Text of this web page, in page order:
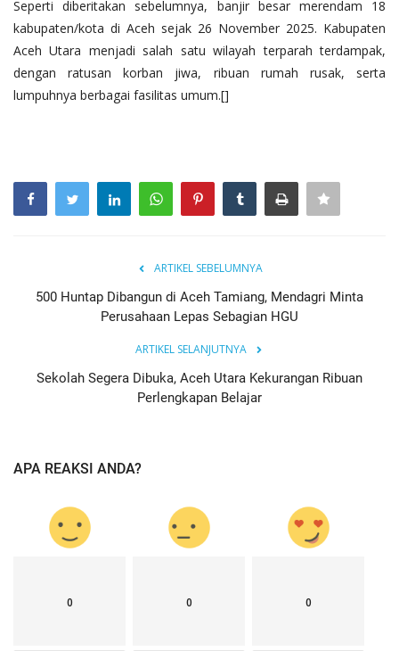
Seperti diberitakan sebelumnya, banjir besar merendam 18
kabupaten/kota di Aceh sejak 26 November 2025. Kabupaten
Aceh Utara menjadi salah satu wilayah terparah terdampak,
dengan ratusan korban jiwa, ribuan rumah rusak, serta
lumpuhnya berbagai fasilitas umum.[]
ARTIKEL SEBELUMNYA
500 Huntap Dibangun di Aceh Tamiang, Mendagri Minta
Perusahaan Lepas Sebagian HGU
ARTIKEL SELANJUTNYA
Sekolah Segera Dibuka, Aceh Utara Kekurangan Ribuan
Perlengkapan Belajar
APA REAKSI ANDA?
0 0 0